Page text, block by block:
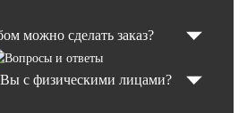
можно сделать заказ?
Вы с физическими лицами?